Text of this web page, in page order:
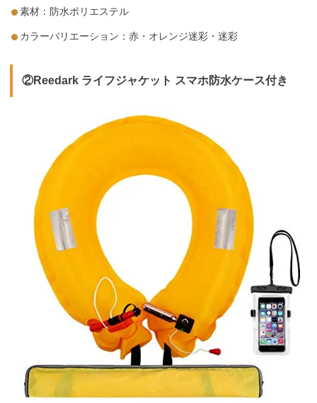
素材：防水ポリエステル
カラーバリエーション：赤・オレンジ迷彩・迷彩
②Reedark ライフジャケット スマホ防水ケース付き